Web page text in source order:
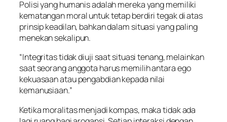
Polisi yang humanis adalah mereka yang memiliki
kematangan moral untuk tetap berdiri tegak di atas
prinsip keadilan, bahkan dalam situasi yang paling
menekan sekalipun.
“Integritas tidak diuji saat situasi tenang, melainkan
saat seorang anggota harus memilih antara ego
kekuasaan atau pengabdian kepada nilai
kemanusiaan.”
Ketika moralitas menjadi kompas, maka tidak ada